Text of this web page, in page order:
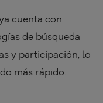
cuenta con
de búsqueda
y participación, lo
más rápido.